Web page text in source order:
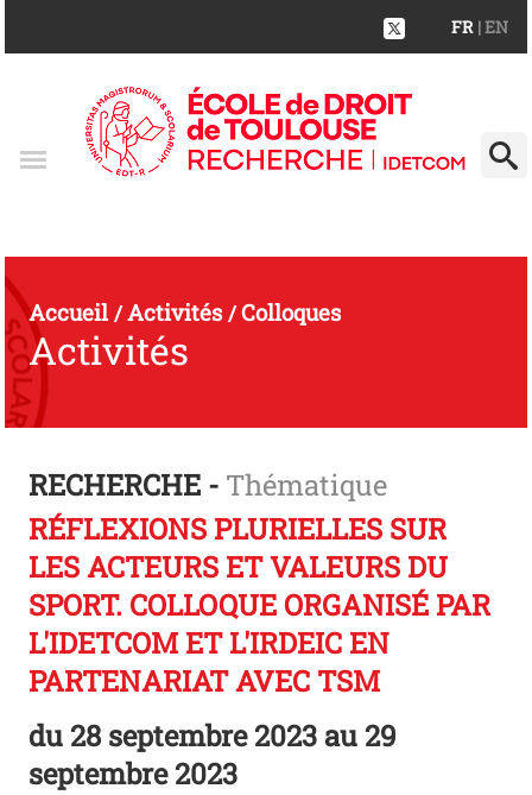
FR | EN
Accueil/Activités/Colloques
Activités
RECHERCHE - Thématique
RÉFLEXIONS PLURIELLES SUR
LES ACTEURS ET VALEURS DU
SPORT. COLLOQUE ORGANISÉ PAR
L'IDETCOM ET L'IRDEIC EN
PARTENARIAT AVEC TSM
du 28 septembre 2023 au 29
septembre 2023